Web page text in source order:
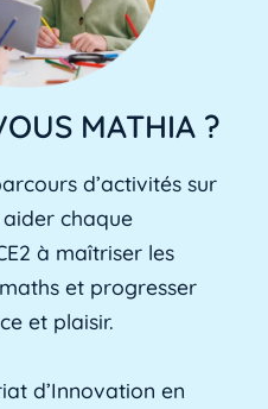
MATHIA ?
d’activités sur
chaque
à maîtriser les
et progresser
et plaisir.
d’Innovation en